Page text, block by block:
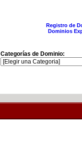
Registro de
Dominios
Categorías de Dominio: